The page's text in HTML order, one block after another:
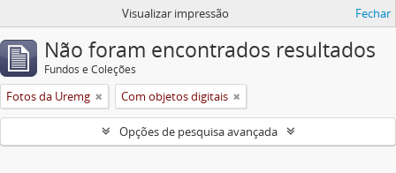
Visualizar impressão Fechar
Não foram encontrados resultados
Fundos e Coleções
Fotos da Uremg Com objetos digitais
Opções de pesquisa avançada